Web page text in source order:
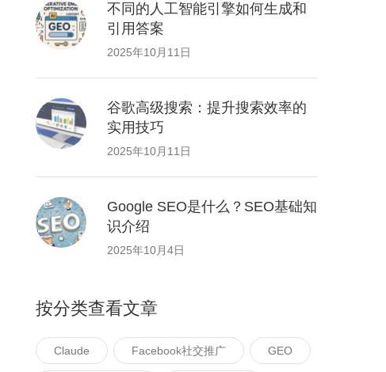
不同的人工智能引擎如何生成和
引用答案
2025年10月11日
谷歌高级搜索：提升搜索效率的
实用技巧
2025年10月11日
Google SEO是什么？SEO基础知
识介绍
2025年10月4日
按分类查看文章
Claude Facebook社交推广 GEO